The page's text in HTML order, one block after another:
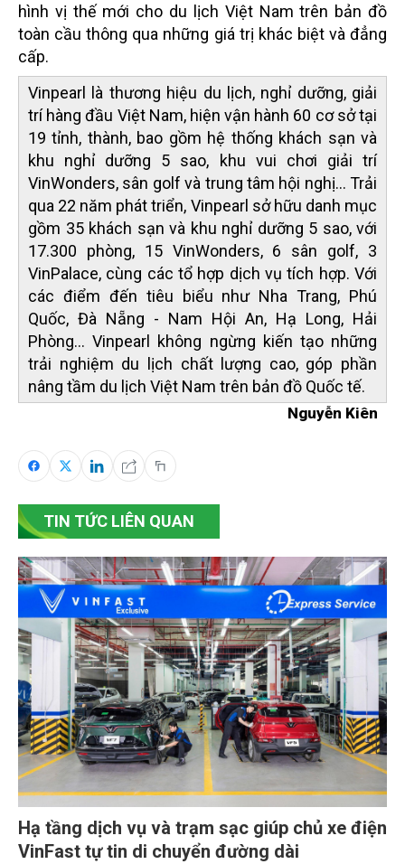
hình vị thế mới cho du lịch Việt Nam trên bản đồ
toàn cầu thông qua những giá trị khác biệt và đẳng
cấp.
Vinpearl là thương hiệu du lịch, nghỉ dưỡng, giải
trí hàng đầu Việt Nam, hiện vận hành 60 cơ sở tại
19 tỉnh, thành, bao gồm hệ thống khách sạn và
khu nghỉ dưỡng 5 sao, khu vui chơi giải trí
VinWonders, sân golf và trung tâm hội nghị... Trải
qua 22 năm phát triển, Vinpearl sở hữu danh mục
gồm 35 khách sạn và khu nghỉ dưỡng 5 sao, với
17.300 phòng, 15 VinWonders, 6 sân golf, 3
VinPalace, cùng các tổ hợp dịch vụ tích hợp. Với
các điểm đến tiêu biểu như Nha Trang, Phú
Quốc, Đà Nẵng - Nam Hội An, Hạ Long, Hải
Phòng... Vinpearl không ngừng kiến tạo những
trải nghiệm du lịch chất lượng cao, góp phần
nâng tầm du lịch Việt Nam trên bản đồ Quốc tế.
Nguyễn Kiên
TIN TỨC LIÊN QUAN
Hạ tầng dịch vụ và trạm sạc giúp chủ xe điện
VinFast tự tin di chuyển đường dài